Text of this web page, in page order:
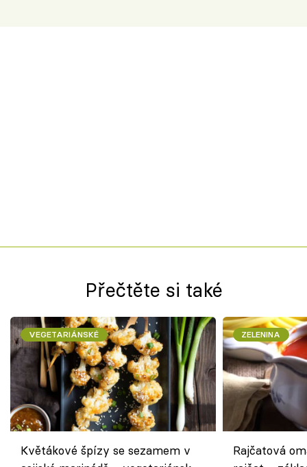
Přečtěte si také
VEGETARIÁNSKÉ
Květákové špízy se sezamem v
ZELENINA
Rajčatová